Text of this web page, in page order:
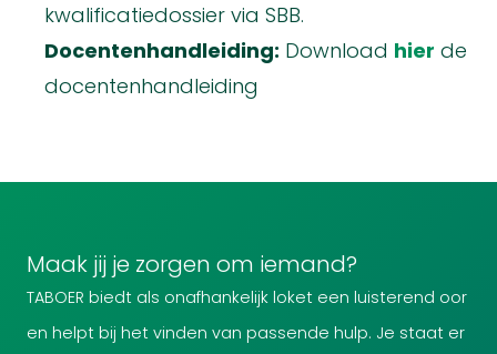
kwalificatiedossier via SBB.
Docentenhandleiding: Download hier de
docentenhandleiding
Maak jij je zorgen om iemand?
TABOER biedt als onafhankelijk loket een luisterend oor
en helpt bij het vinden van passende hulp. Je staat er